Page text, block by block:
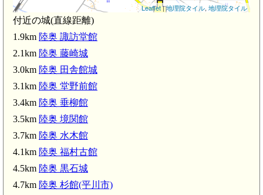
陸奥 境関館(3.5km)
Leaflet|地理院タイル, 地理院タイル
付近の城(直線距離)
1.9km 陸奥 諏訪堂館
2.1km 陸奥 藤崎城
3.0km 陸奥 田舎館城
3.1km 陸奥 堂野前館
3.4km 陸奥 垂柳館
3.5km 陸奥 境関館
3.7km 陸奥 水木館
4.1km 陸奥 福村古館
4.5km 陸奥 黒石城
4.7km 陸奥 杉館(平川市)